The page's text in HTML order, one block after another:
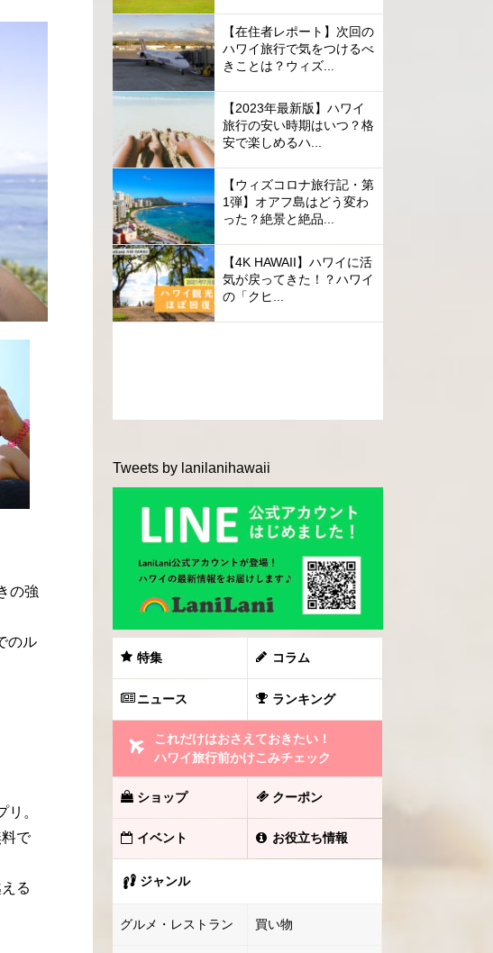
の強
のル
。
で
る
【在住者レポート】次回の
ハワイ旅行で気をつけるべ
きことは？ウィズ...
【2023年最新版】ハワイ
旅行の安い時期はいつ？格
安で楽しめるハ...
【ウィズコロナ旅行記・第
1弾】オアフ島はどう変わ
った？絶景と絶品...
【4K HAWAII】ハワイに活
気が戻ってきた！？ハワイ
の「クヒ...
Tweets by lanilanihawaii
特集 コラム
ニュース ランキング
これだけはおさえておきたい！
ハワイ旅行前かけこみチェック
ショップ クーポン
イベント お役立ち情報
ジャンル
グルメ・レストラン 買い物